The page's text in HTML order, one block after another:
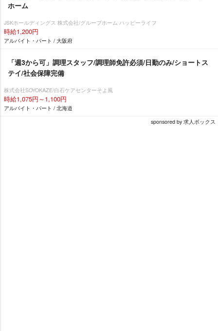
ホーム
JSKホールディングス 株式会社/グループホーム ハッピーライフ
時給1,200円
アルバイト・パート / 大阪府
「週3から可」調理スタッフ/調理師免許必須/日勤のみ/ショートス
テイ/社会保障完備
株式会社SOYOKAZE/白石ケアセンターそよ風
時給1,075円～1,100円
アルバイト・パート / 北海道
sponsored by 求人ボックス